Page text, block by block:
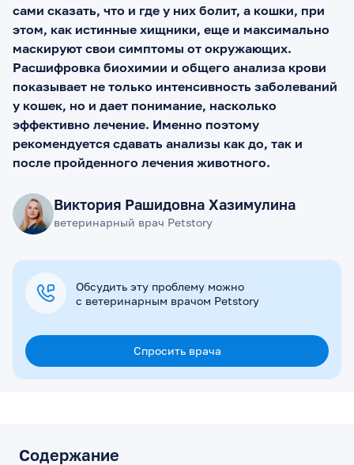
сами сказать, что и где у них болит, а кошки, при
этом, как истинные хищники, еще и максимально
маскируют свои симптомы от окружающих.
Расшифровка биохимии и общего анализа крови
показывает не только интенсивность заболеваний
у кошек, но и дает понимание, насколько
эффективно лечение. Именно поэтому
рекомендуется сдавать анализы как до, так и
после пройденного лечения животного.
Виктория Рашидовна Хазимулина
ветеринарный врач Petstory
Обсудить эту проблему можно
с ветеринарным врачом Petstory
Спросить врача
Содержание